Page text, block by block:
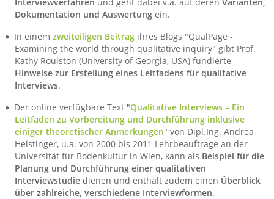
Dokumentation und Auswertung ein.
In einemzweiteiligen Beitrag ihres Blogs "QualPage -
Examining the world through qualitative inquiry" gibt Prof.
Kathy Roulston (University of Georgia, USA) fundierte
Hinweise zur Erstellung eines Leitfadens für qualitative
Interviews.
Der online verfügbare Text "Qualitative Interviews – Ein
Leitfaden zu Vorbereitung und Durchführung inklusive
einiger theoretischer Anmerkungen" von Dipl.Ing. Andrea
Heistinger, u.a. von 2000 bis 2011 Lehrbeauftrage an der
Universität für Bodenkultur in Wien, kann als Beispiel für die
Planung und Durchführung einer qualitativen
Interviewstudie dienen und enthält zudem einen Überblick
über zahlreiche, verschiedene Interviewformen.